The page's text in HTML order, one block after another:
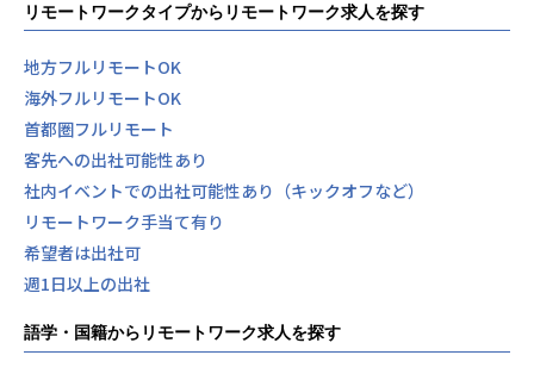
リモートワークタイプからリモートワーク求人を探す
地方フルリモートOK
海外フルリモートOK
首都圏フルリモート
客先への出社可能性あり
社内イベントでの出社可能性あり（キックオフなど）
リモートワーク手当て有り
希望者は出社可
週1日以上の出社
語学・国籍からリモートワーク求人を探す